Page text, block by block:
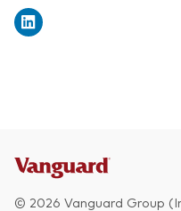
© 2026 Vanguard Group